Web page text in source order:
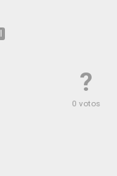
?
0 votos